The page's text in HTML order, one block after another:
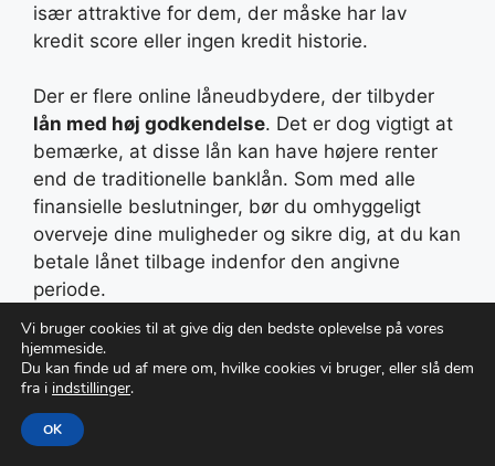
især attraktive for dem, der måske har lav
kredit score eller ingen kredit historie.
Der er flere online låneudbydere, der tilbyder
lån med høj godkendelse. Det er dog vigtigt at
bemærke, at disse lån kan have højere renter
end de traditionelle banklån. Som med alle
finansielle beslutninger, bør du omhyggeligt
overveje dine muligheder og sikre dig, at du kan
betale lånet tilbage indenfor den angivne
periode.
Kviklån uden
kreditvurdering
Vi bruger cookies til at give dig den bedste oplevelse på vores
hjemmeside.
Du kan finde ud af mere om, hvilke cookies vi bruger, eller slå dem
fra i indstillinger.
OK